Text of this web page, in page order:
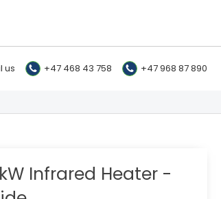
us +47 468 43 758 +47 968 87 890
Infrared Heater -